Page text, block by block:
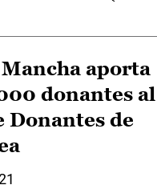
aporta
donantes al
Donantes de